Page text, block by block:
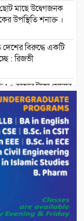
মাছে উদ্বেগজনক
উপস্থিতি শনাক্ত ।
বিরুদ্ধে একটি
: রিজভী
১০ হাজার টাকা সোনার
উদ্দিন আহমদের
পোর্টাল ও আইপি
হোসেনের
দিবস উপলক্ষে
দিবসে শহিদ ও জুলাই